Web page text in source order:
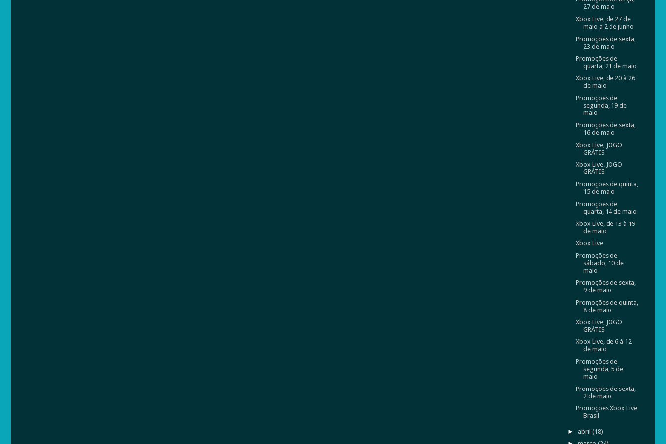
27 de maio
Xbox Live, de 27 de
maio à 2 de junho
Promoções de sexta,
23 de maio
Promoções de
quarta, 21 de maio
Xbox Live, de 20 à 26
de maio
Promoções de
segunda, 19 de
maio
Promoções de sexta,
16 de maio
Xbox Live, JOGO
GRÁTIS
Xbox Live, JOGO
GRÁTIS
Promoções de quinta,
15 de maio
Promoções de
quarta, 14 de maio
Xbox Live, de 13 à 19
de maio
Xbox Live
Promoções de
sábado, 10 de
maio
Promoções de sexta,
9 de maio
Promoções de quinta,
8 de maio
Xbox Live, JOGO
GRÁTIS
Xbox Live, de 6 à 12
de maio
Promoções de
segunda, 5 de
maio
Promoções de sexta,
2 de maio
Promoções Xbox Live
Brasil
► abril (18)